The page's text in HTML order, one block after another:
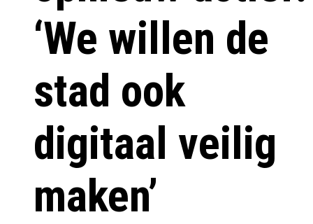
‘We willen de
stad ook
digitaal veilig
maken’